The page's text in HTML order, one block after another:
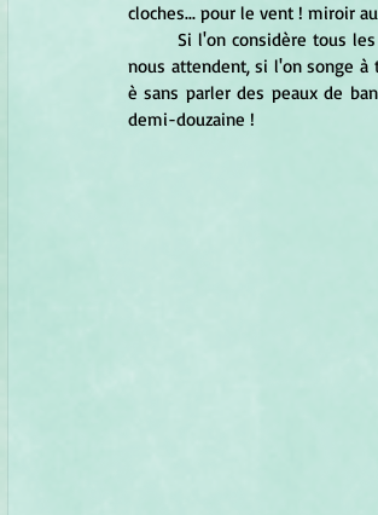
cloches... pour le vent ! miroir
nous attendent, si l'on songe à
è sans parler des peaux de
demi-douzaine !